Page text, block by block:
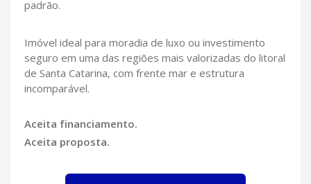
padrão.
Imóvel ideal para moradia de luxo ou investimento
seguro em uma das regiões mais valorizadas do litoral
de Santa Catarina, com frente mar e estrutura
incomparável.
Aceita financiamento.
Aceita proposta.